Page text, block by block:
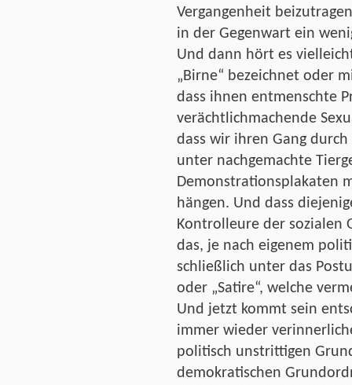
Vergangenheit
in der Gegenwart ein
Und dann hört es
„Birne“ bezeichnet oder
dass ihnen entmenschte
verächtlichmachende
dass wir ihren Gang
unter nachgemachte
Demonstrationsplakaten
hängen. Und dass
Kontrolleure der sozialen
das, je nach eigenem
schließlich unter das
oder „Satire“, welche
Und jetzt kommt sein
immer wieder
politisch unstrittigen
demokratischen